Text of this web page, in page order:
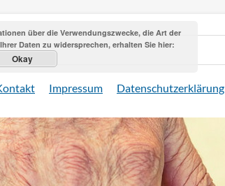
Impressum Datenschutzerklärung
über die Verwendungszwecke, die Art der
Daten zu widersprechen, erhalten Sie hier:
Okay